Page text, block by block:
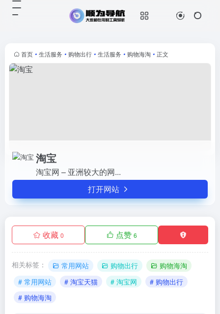
首页 • 生活服务 • 购物出行 • 生活服务 • 购物海淘 • 正文
淘宝
淘宝网 – 亚洲较大的网...
打开网站
收藏 0 点赞 6
相关标签： 常用网站 购物出行
购物海淘
# 常用网站
# 淘宝天猫 # 淘宝网
# 购物出行
# 购物海淘